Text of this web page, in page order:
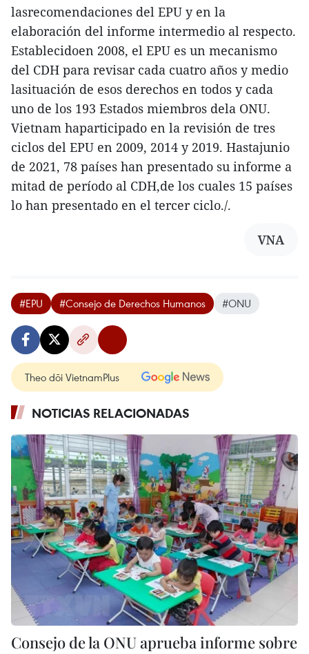
lasrecomendaciones del EPU y en la
elaboración del informe intermedio al respecto.
Establecidoen 2008, el EPU es un mecanismo
del CDH para revisar cada cuatro años y medio
lasituación de esos derechos en todos y cada
uno de los 193 Estados miembros dela ONU.
Vietnam haparticipado en la revisión de tres
ciclos del EPU en 2009, 2014 y 2019. Hastajunio
de 2021, 78 países han presentado su informe a
mitad de período al CDH,de los cuales 15 países
lo han presentado en el tercer ciclo./.
VNA
#EPU #Consejo de Derechos Humanos #ONU
Theo dõi VietnamPlus
NOTICIAS RELACIONADAS
Consejo de la ONU aprueba informe sobre